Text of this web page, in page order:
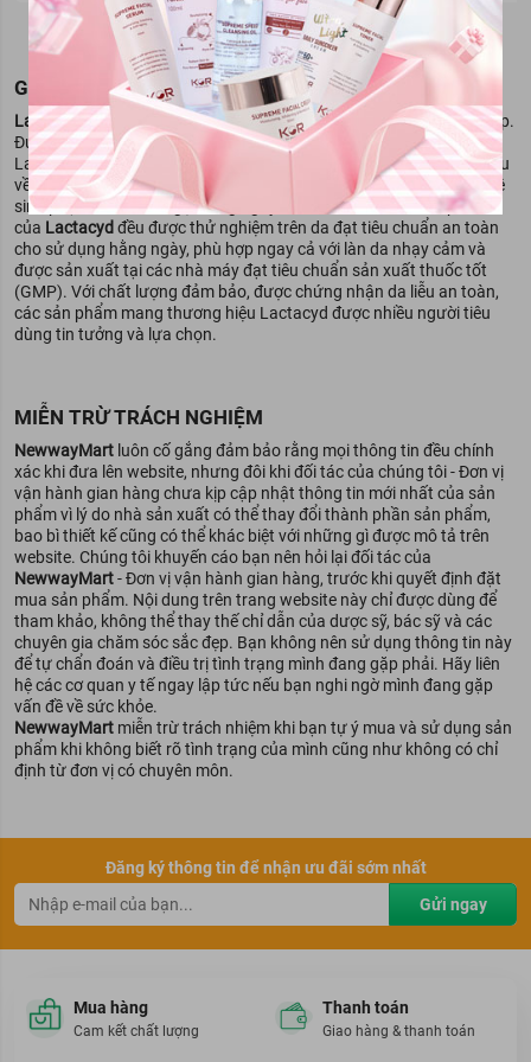
2. Dung Dịch Vệ Sinh Phụ Nữ Lactacyd Soft & Silky Dưỡng
Ẩm
Dung Dịch Vệ Sinh Phụ Nữ Lactacyd Soft & Silky Dưỡng
Ẩmvới công thức được cải tiến bổ sung thêm 10% tinh chất
sữa giúp bảo vệ và dưỡng ẩm da vùng kín, cho cảm giác mềm
mại và mịn màng sau mỗi lần rửa, ngăn ngừa cảm giác khô,
ngứa.
Đối tượng sử dụng:
GIỚI THIỆU VỀ THƯƠNG HIỆU
Lactacyd là một thương hiệu của tập đoàn Sanofi có trụ sở tại Pháp.
Được phụ nữ khắp nơi trên thế giới tin cậy suốt hơn 30 năm qua,
Lactacyd được công nhận là chuyên gia chăm sóc nhu cầu thiết yếu
về vệ sinh phụ nữ ở mọi lứa tuổi với các sản phẩm như dung dịch vệ
sinh phụ nữ, sữa tắm gội hàng ngày cho bé. Tất cả các sản phẩm
của Lactacydđều được thử nghiệm trên da đạt tiêu chuẩn an toàn
cho sử dụng hằng ngày, phù hợp ngay cả với làn da nhạy cảm và
được sản xuất tại các nhà máy đạt tiêu chuẩn sản xuất thuốc tốt
(GMP). Với chất lượng đảm bảo, được chứng nhận da liễu an toàn,
các sản phẩm mang thương hiệu Lactacyd được nhiều người tiêu
dùng tin tưởng và lựa chọn.
MIỄN TRỪ TRÁCH NGHIỆM
NewwayMart luôn cố gắng đảm bảo rằng mọi thông tin đều chính
xác khi đưa lên website, nhưng đôi khi đối tác của chúng tôi - Đơn vị
vận hành gian hàng chưa kịp cập nhật thông tin mới nhất của sản
phẩm vì lý do nhà sản xuất có thể thay đổi thành phần sản phẩm,
bao bì thiết kế cũng có thể khác biệt với những gì được mô tả trên
website. Chúng tôi khuyến cáo bạn nên hỏi lại đối tác của
NewwayMart- Đơn vị vận hành gian hàng, trước khi quyết định đặt
mua sản phẩm. Nội dung trên trang website này chỉ được dùng để
tham khảo, không thể thay thế chỉ dẫn của dược sỹ, bác sỹ và các
chuyên gia chăm sóc sắc đẹp. Bạn không nên sử dụng thông tin này
để tự chẩn đoán và điều trị tình trạng mình đang gặp phải. Hãy liên
hệ các cơ quan y tế ngay lập tức nếu bạn nghi ngờ mình đang gặp
vấn đề về sức khỏe.
NewwayMart miễn trừ trách nhiệm khi bạn tự ý mua và sử dụng sản
phẩm khi không biết rõ tình trạng của mình cũng như không có chỉ
định từ đơn vị có chuyên môn.
Đăng ký thông tin để nhận ưu đãi sớm nhất
Gửi ngay
Mua hàng
Cam kết chất lượng
Thanh toán
Giao hàng & thanh toán